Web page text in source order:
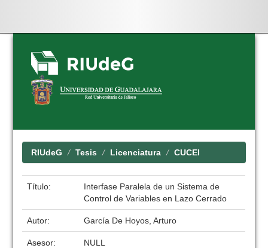
Skip
navigation
RIUdeG Tesis Licenciatura CUCEI
Título:
Interfase Paralela de un Sistema de
Control de Variables en Lazo Cerrado
Autor: García De Hoyos, Arturo
Asesor: NULL